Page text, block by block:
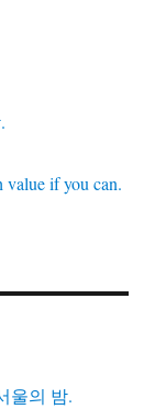
if you can.
울의 밤.